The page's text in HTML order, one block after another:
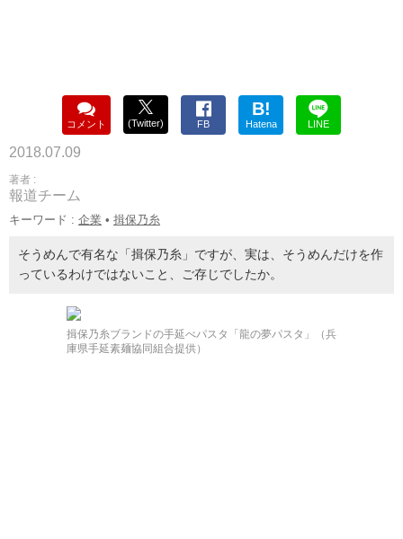
コメント (Twitter) FB
B!
Hatena LINE
2018.07.09
著者 :
報道チーム
キーワード : 企業 • 揖保乃糸
そうめんで有名な「揖保乃糸」ですが、実は、そうめんだけを作
っているわけではないこと、ご存じでしたか。
揖保乃糸ブランドの手延べパスタ「龍の夢パスタ」（兵
庫県手延素麺協同組合提供）